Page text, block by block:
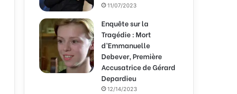
11/07/2023
Enquête sur la
Tragédie : Mort
d’Emmanuelle
Debever, Première
Accusatrice de Gérard
Depardieu
12/14/2023